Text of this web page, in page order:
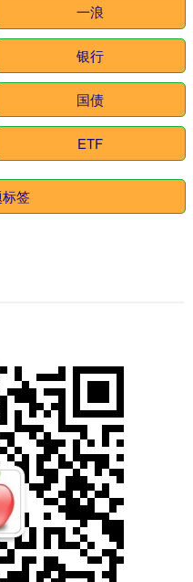
一浪
银行
国债
ETF
签